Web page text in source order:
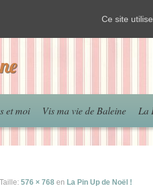
et moi Vis ma vie de Baleine La
576 × 768 en La Pin Up de Noël !
Ce site